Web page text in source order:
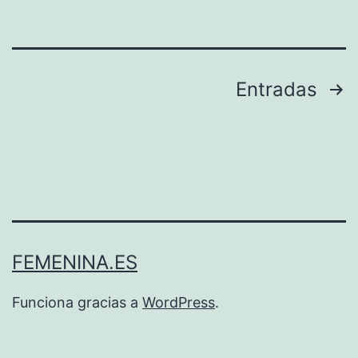
Entradas
FEMENINA.ES
Funciona gracias a WordPress.